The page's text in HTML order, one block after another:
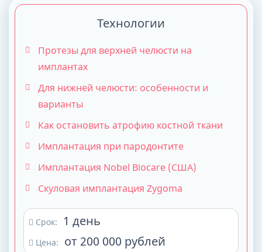
Технологии
Протезы для верхней челюсти на
имплантах
Для нижней челюсти: особенности и
варианты
Как остановить атрофию костной ткани
Имплантация при пародонтите
Имплантация Nobel Biocare (США)
Скуловая имплантация Zygoma
Срок: 1 день
Цена: от 200 000 рублей